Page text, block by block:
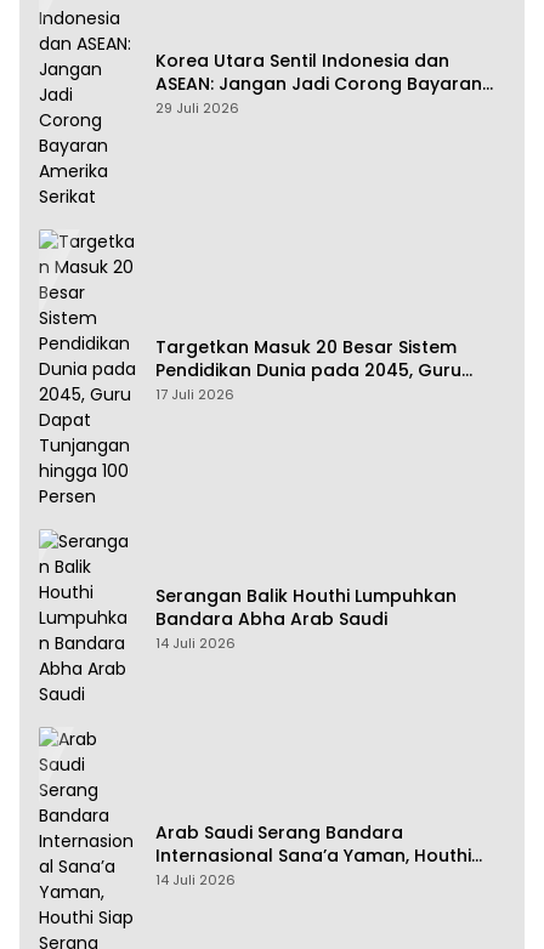
Korea Utara Sentil Indonesia dan
ASEAN: Jangan Jadi Corong Bayaran
Amerika Serikat
29 Juli 2026
Targetkan Masuk 20 Besar Sistem
Pendidikan Dunia pada 2045, Guru
Dapat Tunjangan hingga 100 Persen
17 Juli 2026
Serangan Balik Houthi Lumpuhkan
Bandara Abha Arab Saudi
14 Juli 2026
Arab Saudi Serang Bandara
Internasional Sana’a Yaman, Houthi
Siap Serang Balik
14 Juli 2026